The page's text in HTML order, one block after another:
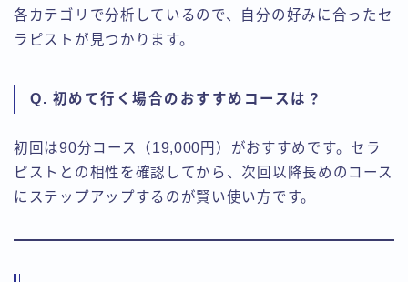
各カテゴリで分析しているので、自分の好みに合ったセ
ラピストが見つかります。
Q. 初めて行く場合のおすすめコースは？
初回は90分コース（19,000円）がおすすめです。セラ
ピストとの相性を確認してから、次回以降長めのコース
にステップアップするのが賢い使い方です。